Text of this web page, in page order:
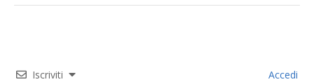
Iscriviti Accedi